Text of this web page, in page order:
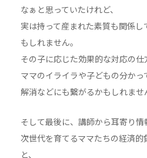
なぁと思っていたけれど、
実は持って産まれた素質も関係
もしれません。
その子に応じた効果的な対応の仕
ママのイライラや子どもの分か
解消などにも繋がるかもしれませ
そして最後に、講師から耳寄り
次世代を育てるママたちの経済
と、